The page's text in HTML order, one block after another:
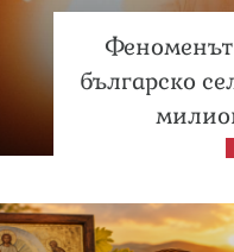
българско